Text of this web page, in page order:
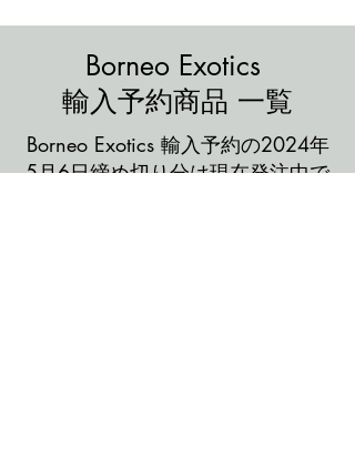
Borneo Exotics
​輸入予約商品 一覧
Borneo Exotics 輸入予約の2024年
5月6日締め切り分は現在発注中で